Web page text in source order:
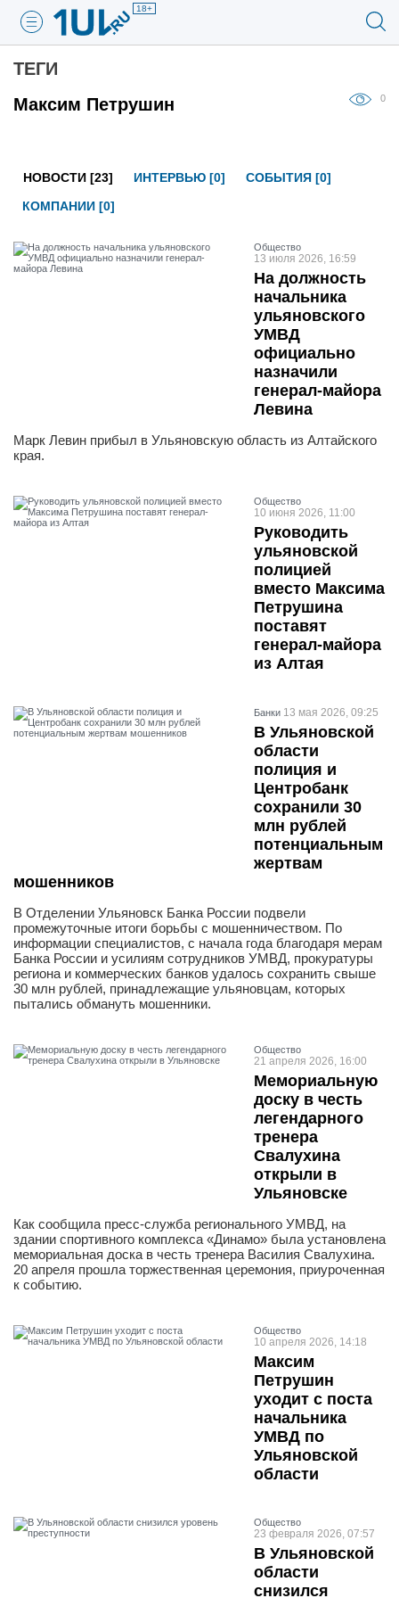
18+
ТЕГИ
Максим Петрушин
0
НОВОСТИ [23] ИНТЕРВЬЮ [0]
СОБЫТИЯ [0]
КОМПАНИИ [0]
Общество
13 июля 2026, 16:59
На должность
начальника
ульяновского
УМВД
официально
назначили
генерал-майора
Левина
Марк Левин прибыл в Ульяновскую область из Алтайского
края.
Общество
10 июня 2026, 11:00
Руководить
ульяновской
полицией
вместо Максима
Петрушина
поставят
генерал-майора
из Алтая
Банки 13 мая 2026, 09:25
В Ульяновской
области
полиция и
Центробанк
сохранили 30
млн рублей
потенциальным
жертвам
мошенников
В Отделении Ульяновск Банка России подвели
промежуточные итоги борьбы с мошенничеством. По
информации специалистов, с начала года благодаря мерам
Банка России и усилиям сотрудников УМВД, прокуратуры
региона и коммерческих банков удалось сохранить свыше
30 млн рублей, принадлежащие ульяновцам, которых
пытались обмануть мошенники.
Общество
21 апреля 2026, 16:00
Мемориальную
доску в честь
легендарного
тренера
Свалухина
открыли в
Ульяновске
Как сообщила пресс-служба регионального УМВД, на
здании спортивного комплекса «Динамо» была установлена
мемориальная доска в честь тренера Василия Свалухина.
20 апреля прошла торжественная церемония, приуроченная
к событию.
Общество
10 апреля 2026, 14:18
Максим
Петрушин
уходит с поста
начальника
УМВД по
Ульяновской
области
Общество
23 февраля 2026, 07:57
В Ульяновской
области
снизился